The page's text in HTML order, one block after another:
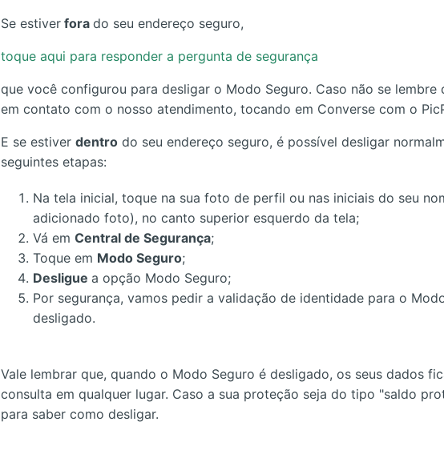
Se estiver forado seu endereço seguro,
toque aqui para responder a pergunta de segurança
que você configurou para desligar o Modo Seguro. Caso não se lembre
em contato com o nosso atendimento, tocando em Converse com o
E se estiverdentro do seu endereço seguro, é possível desligar
seguintes etapas:
Na tela inicial, toque na sua foto de perfil ou nas iniciais do seu
adicionado foto), no canto superior esquerdo da tela;
Vá emCentral de Segurança;
Toque em Modo Seguro;
Desliguea opção Modo Seguro;
Por segurança, vamos pedir a validação de identidade para o
desligado.
Vale lembrar que, quando o Modo Seguro é desligado, os seus dados
consulta em qualquer lugar. Caso a sua proteção seja do tipo "saldo
para saber como desligar.